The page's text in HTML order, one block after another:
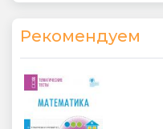
Рекомендуем